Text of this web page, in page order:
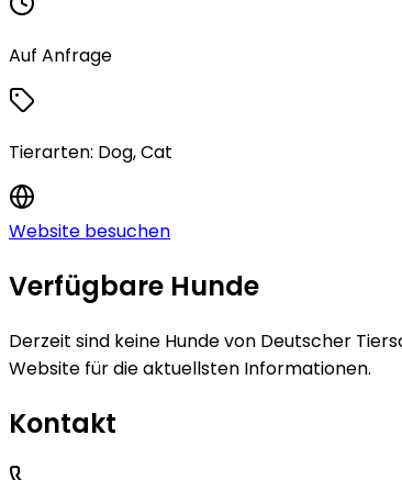
Auf Anfrage
Tierarten: Dog, Cat
Website besuchen
Verfügbare Hunde
Derzeit sind keine Hundevon Deutscher
Website für die aktuellsten Informationen.
Kontakt